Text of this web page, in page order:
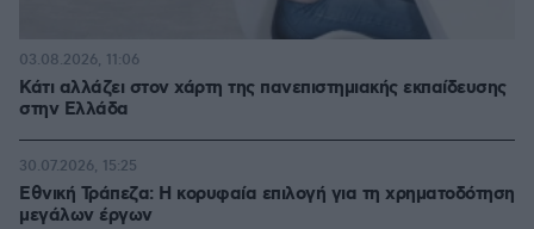
Κάτι αλλάζει στον χάρτη της πανεπιστημιακής εκπαίδευσης
στην Ελλάδα
03.08.2026, 11:06
Εθνική Τράπεζα: Η κορυφαία επιλογή για τη χρηματοδότηση
μεγάλων έργων
30.07.2026, 15:25